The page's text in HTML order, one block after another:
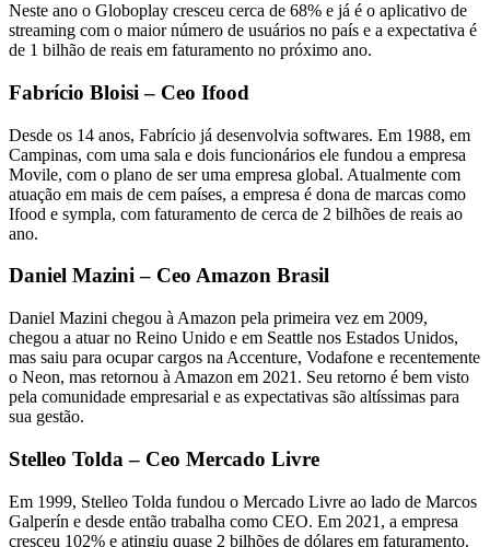
Neste ano o Globoplay cresceu cerca de 68% e já é o aplicativo de
streaming com o maior número de usuários no país e a expectativa é
de 1 bilhão de reais em faturamento no próximo ano.
Fabrício Bloisi – Ceo Ifood
Desde os 14 anos, Fabrício já desenvolvia softwares. Em 1988, em
Campinas, com uma sala e dois funcionários ele fundou a empresa
Movile, com o plano de ser uma empresa global. Atualmente com
atuação em mais de cem países, a empresa é dona de marcas como
Ifood e sympla, com faturamento de cerca de 2 bilhões de reais ao
ano.
Daniel Mazini – Ceo Amazon Brasil
Daniel Mazini chegou à Amazon pela primeira vez em 2009,
chegou a atuar no Reino Unido e em Seattle nos Estados Unidos,
mas saiu para ocupar cargos na Accenture, Vodafone e recentemente
o Neon, mas retornou à Amazon em 2021. Seu retorno é bem visto
pela comunidade empresarial e as expectativas são altíssimas para
sua gestão.
Stelleo Tolda – Ceo Mercado Livre
Em 1999, Stelleo Tolda fundou o Mercado Livre ao lado de Marcos
Galperín e desde então trabalha como CEO. Em 2021, a empresa
cresceu 102% e atingiu quase 2 bilhões de dólares em faturamento.